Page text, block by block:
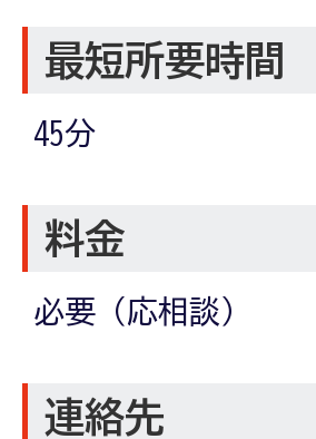
最短所要時間
45分
料金
必要（応相談）
連絡先